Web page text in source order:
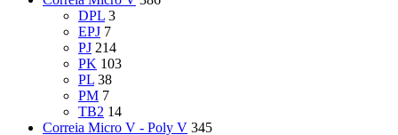
DPL 3
EPJ 7
PJ 214
PK 103
PL 38
PM 7
TB2 14
Correia Micro V - Poly V 345